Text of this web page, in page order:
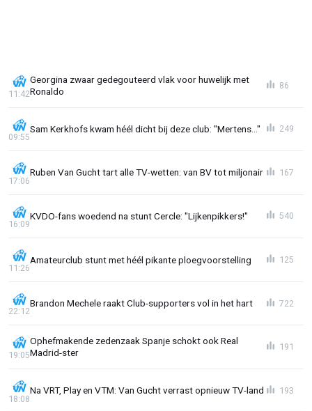
Georgina zwaar gedegouteerd vlak voor huwelijk met
Ronaldo
11:42
86
Sam Kerkhofs kwam héél dicht bij deze club: "Mertens..."
09:55
249
Ruben Van Gucht tart alle TV-wetten: van BV tot miljonair
17:06
167
KVDO-fans woedend na stunt Cercle: "Lijkenpikkers!"
16:09
540
Amateurclub stunt met héél pikante ploegvoorstelling
11:26
125
Brandon Mechele raakt Club-supporters vol in het hart
22:12
722
Ophefmakende zedenzaak Spanje schokt ook Real
Madrid-ster
19:05
191
Na VRT, Play en VTM: Van Gucht verrast opnieuw TV-land
18:08
193